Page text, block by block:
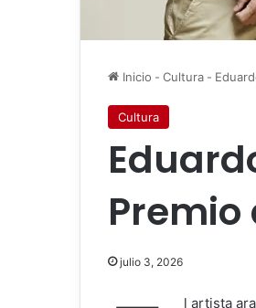
Inicio - Cultura -
Cultura
Premio
julio 3, 2026
l artista